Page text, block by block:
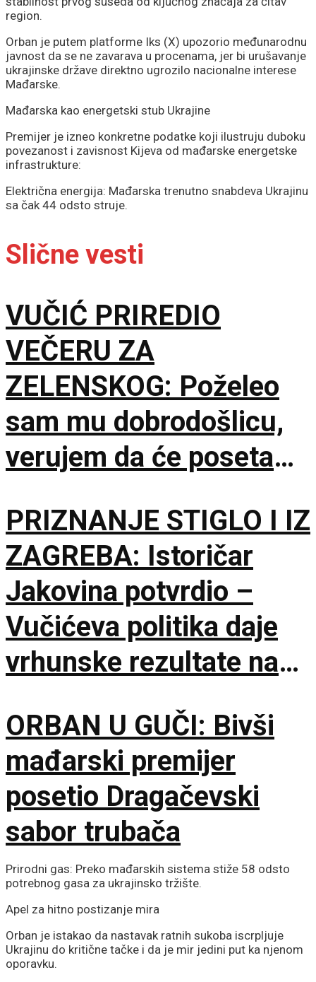
region.
Orban je putem platforme Iks (X) upozorio međunarodnu
javnost da se ne zavarava u procenama, jer bi urušavanje
ukrajinske države direktno ugrozilo nacionalne interese
Mađarske.
Mađarska kao energetski stub Ukrajine
Premijer je izneo konkretne podatke koji ilustruju duboku
povezanost i zavisnost Kijeva od mađarske energetske
infrastrukture:
Električna energija: Mađarska trenutno snabdeva Ukrajinu
sa čak 44 odsto struje.
Slične vesti
VUČIĆ PRIREDIO
VEČERU ZA
ZELENSKOG: Poželeo
sam mu dobrodošlicu,
verujem da će poseta
odnosa
PRIZNANJE STIGLO I IZ
ZAGREBA: Istoričar
Jakovina potvrdio –
Vučićeva politika daje
vrhunske rezultate na
ORBAN U GUČI: Bivši
mađarski premijer
posetio Dragačevski
sabor trubača
Prirodni gas: Preko mađarskih sistema stiže 58 odsto
potrebnog gasa za ukrajinsko tržište.
Apel za hitno postizanje mira
Orban je istakao da nastavak ratnih sukoba iscrpljuje
Ukrajinu do kritične tačke i da je mir jedini put ka njenom
oporavku.